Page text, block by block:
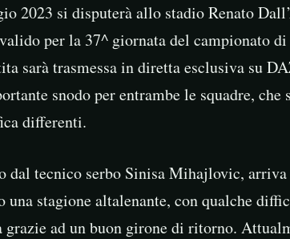
2023 si disputerà allo stadio Renato
per la 37^ giornata del campionato
sarà trasmessa in diretta esclusiva su
snodo per entrambe le squadre, che
differenti.
dal tecnico serbo Sinisa Mihajlovic, arriva
una stagione altalenante, con qualche
grazie ad un buon girone di ritorno.